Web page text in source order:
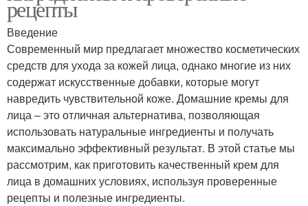
рецепты
Введение
Современный мир предлагает множество косметических
средств для ухода за кожей лица, однако многие из них
содержат искусственные добавки, которые могут
навредить чувствительной коже. Домашние кремы для
лица – это отличная альтернатива, позволяющая
использовать натуральные ингредиенты и получать
максимально эффективный результат. В этой статье мы
рассмотрим, как приготовить качественный крем для
лица в домашних условиях, используя проверенные
рецепты и полезные ингредиенты.